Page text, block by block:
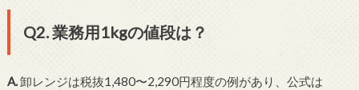
Q2. 業務用1kgの値段は？
A.卸レンジは税抜1,480〜2,290円程度の例があり、公式は